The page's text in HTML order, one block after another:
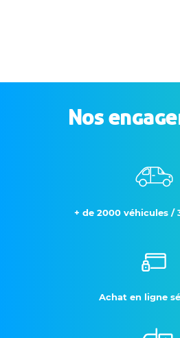
Nos
+ de 2000 véhicules /
Achat en ligne